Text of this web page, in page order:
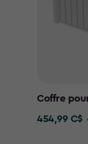
Coffre
Price
454,99 C$